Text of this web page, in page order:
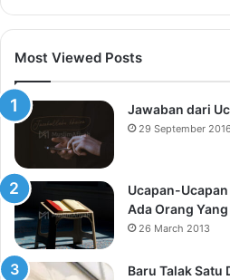
Most Viewed Posts
Jawaban dari
29 September 2016
Ucapan-
Ada Orang
26 March 2013
Baru Talak Satu